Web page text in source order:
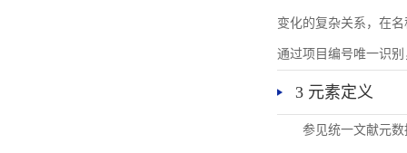
变化的复杂关系，在
通过项目编号唯一识
3 元素定义
参见统一文献元